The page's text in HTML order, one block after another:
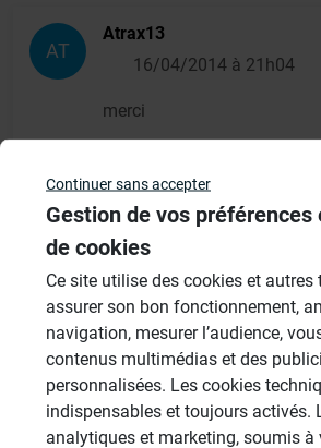
AT
Atrax13
16/04/2014 à 21h04
merci
AD
Administrateur
17/04/2014 à 15h04
Petite précision la pose de
format se fait par double
utilisant un peigne en
demi-lune sur le support +
une spatule lisse en sous
Continuer sans accepter
Gestion de vos préférences
de cookies
Ce site utilise des cookies et autres
assurer son bon fonctionnement,
navigation, mesurer l’audience,
contenus multimédias et des
personnalisées. Les cookies
indispensables et toujours activés.
analytiques et marketing, soumis à